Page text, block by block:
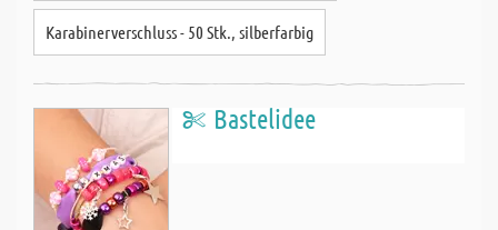
Karabinerverschluss - 50 Stk., silberfarbig
Bastelidee